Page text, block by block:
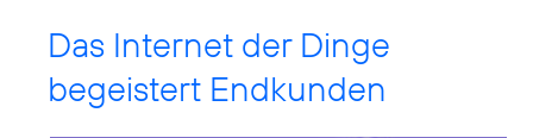
Das Internet der Dinge
begeistert Endkunden